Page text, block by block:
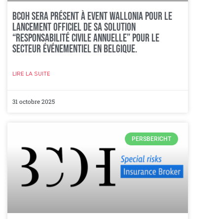
BCOH sera présent à Event Wallonia pour le
lancement officiel de sa solution
“Responsabilité Civile Annuelle” pour le
secteur événementiel en Belgique.
LIRE LA SUITE
31 octobre 2025
PERSBERICHT